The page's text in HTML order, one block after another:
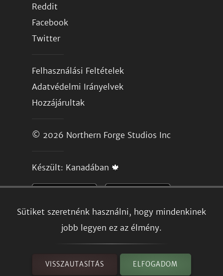
Sütiket szeretnénk használni, hogy mindenkinek
jobb legyen ez az élmény.
VISSZAUTASÍTÁS ELFOGADOM
Reddit
Facebook
Twitter
Felhasználási Feltételek
Adatvédelmi Irányelvek
Hozzájárultak
© 2026 Northern Forge Studios Inc
Készült: Kanadában 🍁